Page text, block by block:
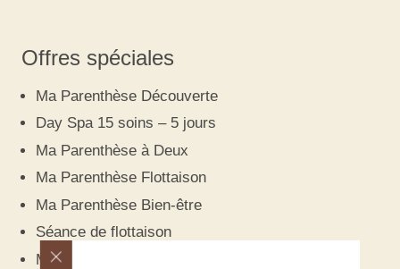
Offres spéciales
Ma Parenthèse Découverte
Day Spa 15 soins – 5 jours
Ma Parenthèse à Deux
Ma Parenthèse Flottaison
Ma Parenthèse Bien-être
Séance de flottaison
Ma Parenthèse de Saison